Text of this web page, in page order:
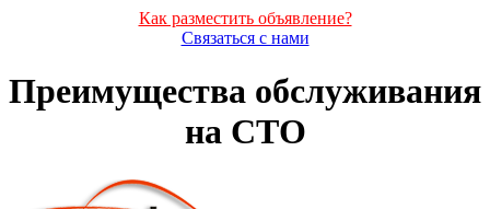
Как разместить объявление?
Связаться с нами
Преимущества обслуживания
на СТО